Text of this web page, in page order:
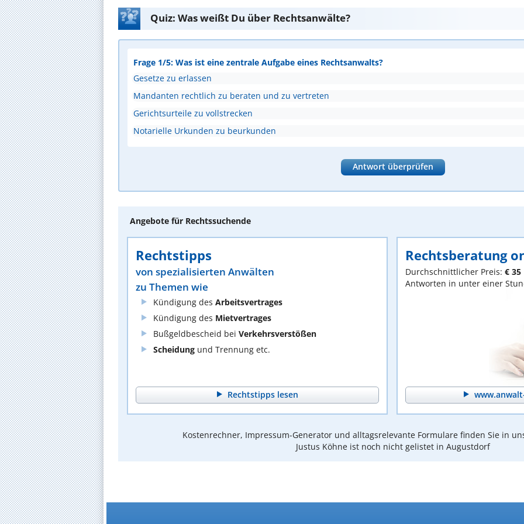
Quiz: Was weißt Du über Rechtsanwälte?
Frage 1/5: Was ist eine zentrale Aufgabe eines Rechtsanwalts?
Gesetze zu erlassen
Mandanten rechtlich zu beraten und zu vertreten
Gerichtsurteile zu vollstrecken
Notarielle Urkunden zu beurkunden
Antwort überprüfen
Angebote für Rechtssuchende
Rechtstipps
von spezialisierten Anwälten
zu Themen wie
Kündigung des Arbeitsvertrages
Kündigung des Mietvertrages
Bußgeldbescheid bei Verkehrsverstößen
Scheidung und Trennung etc.
Rechtstipps lesen
Rechtsberatung
Durchschnittlicher Preis: € 35
Antworten in unter einer
Kostenrechner, Impressum-Generator und alltagsrelevante Formulare finden Sie in
Justus Köhne ist noch nicht gelistet in Augustdorf